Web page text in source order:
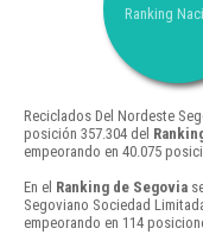
Ranking
Reciclados Del Nordeste
posición 357.304 del
empeorando en 40.075
En el Ranking de Segovia
Segoviano Sociedad
empeorando en 114